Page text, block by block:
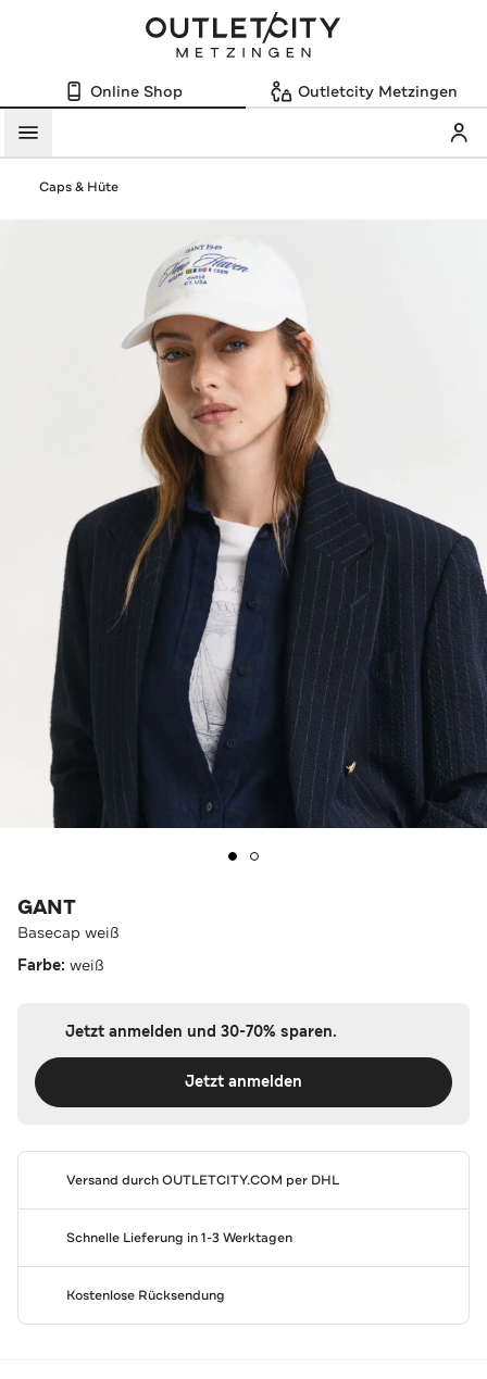
Online Shop Outletcity Metzingen
Menü
Caps & Hüte
GANT
Basecap weiß
Farbe: weiß
Jetzt anmelden und 30-70% sparen.
Jetzt anmelden
Versand durchOUTLETCITY.COM per DHL
Schnelle Lieferung in 1-3 Werktagen
Kostenlose Rücksendung